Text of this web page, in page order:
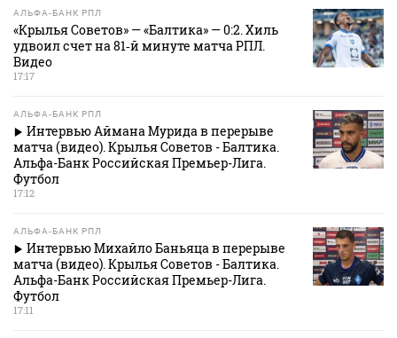
АЛЬФА-БАНК РПЛ
«Крылья Советов» — «Балтика» — 0:2. Хиль
удвоил счет на 81‑й минуте матча РПЛ.
Видео
17:17
АЛЬФА-БАНК РПЛ
Интервью Аймана Мурида в перерыве
матча (видео). Крылья Советов - Балтика.
Альфа-Банк Российская Премьер-Лига.
Футбол
17:12
АЛЬФА-БАНК РПЛ
Интервью Михайло Баньяца в перерыве
матча (видео). Крылья Советов - Балтика.
Альфа-Банк Российская Премьер-Лига.
Футбол
17:11